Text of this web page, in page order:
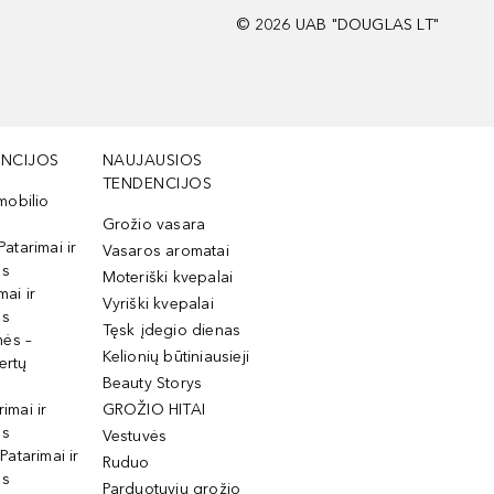
© 2026 UAB "DOUGLAS LT"
ir
ir
–
ir
ir
NAUJAUSIOS
TENDENCIJOS
Grožio vasara
Vasaros aromatai
Moteriški kvepalai
Vyriški kvepalai
Tęsk įdegio dienas
Kelionių būtiniausieji
Beauty Storys
GROŽIO HITAI
Vestuvės
Ruduo
Parduotuvių grožio